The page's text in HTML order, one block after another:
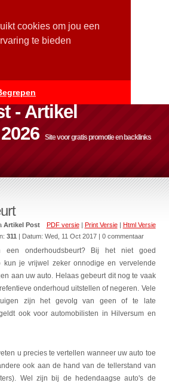
cookies om jou een
te bieden
- Artikel
Site voor gratis promotie en backlinks
PDF versie| Print Versie| Html Versie
Artikel Post
311 | Datum:Wed, 11 Oct 2017 | 0 commentaar
onderhoudsbeurt? Bij het niet goed
kun je vrijwel zeker onnodige en vervelende
aan uw auto. Helaas gebeurt dit nog te vaak
onderhoud uitstellen of negeren. Vele
zijn het gevolg van geen of te late
ook voor automobilisten in Hilversum en
u precies te vertellen wanneer uw auto toe
ook aan de hand van de tellerstand van
Wel zijn bij de hedendaagse auto's de